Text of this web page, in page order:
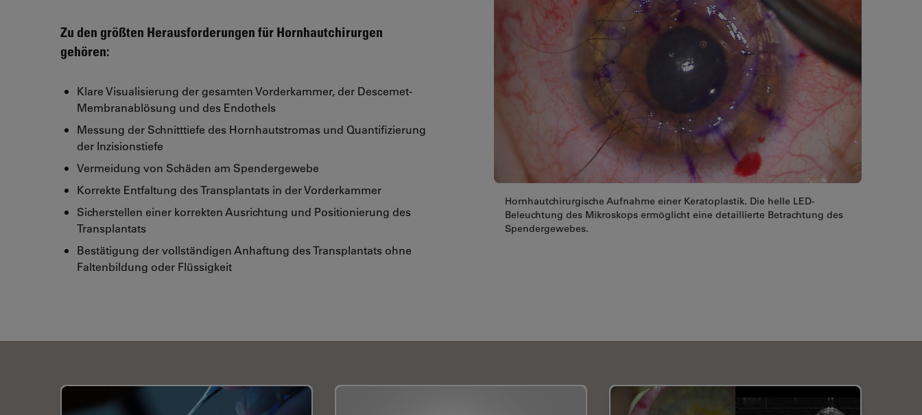
Zu den größten Herausforderungen für Hornhautchirurgen
gehören:
Klare Visualisierung der gesamten Vorderkammer, der Descemet-
Membranablösung und des Endothels
Messung der Schnitttiefe des Hornhautstromas und Quantifizierung
der Inzisionstiefe
Vermeidung von Schäden am Spendergewebe
Korrekte Entfaltung des Transplantats in der Vorderkammer
Sicherstellen einer korrekten Ausrichtung und Positionierung des
Transplantats
Bestätigung der vollständigen Anhaftung des Transplantats ohne
Faltenbildung oder Flüssigkeit
Hornhautchirurgische Aufnahme einer Keratoplastik. Die helle LED-
Beleuchtung des Mikroskops ermöglicht eine detaillierte Betrachtung des
Spendergewebes.